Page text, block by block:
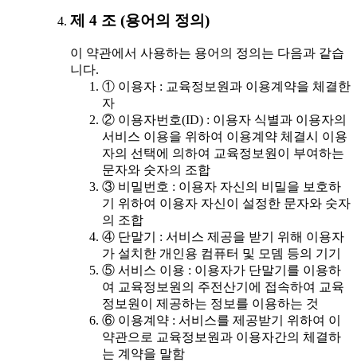
제 4 조 (용어의 정의)
이 약관에서 사용하는 용어의 정의는 다음과 같습
니다.
① 이용자 : 교육정보원과 이용계약을 체결한
자
② 이용자번호(ID) : 이용자 식별과 이용자의
서비스 이용을 위하여 이용계약 체결시 이용
자의 선택에 의하여 교육정보원이 부여하는
문자와 숫자의 조합
③ 비밀번호 : 이용자 자신의 비밀을 보호하
기 위하여 이용자 자신이 설정한 문자와 숫자
의 조합
④ 단말기 : 서비스 제공을 받기 위해 이용자
가 설치한 개인용 컴퓨터 및 모뎀 등의 기기
⑤ 서비스 이용 : 이용자가 단말기를 이용하
여 교육정보원의 주전산기에 접속하여 교육
정보원이 제공하는 정보를 이용하는 것
⑥ 이용계약 : 서비스를 제공받기 위하여 이
약관으로 교육정보원과 이용자간의 체결하
는 계약을 말함